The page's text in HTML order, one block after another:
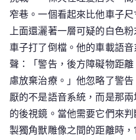
窄巷。一個看起來比他車子
上面還灑著一層可疑的白色
車子打了倒檔。他的車載語
聲：「警告，後方障礙物距
慮放棄治療。」他忽略了警
厭的不是語音系統，而是那
的後視鏡。當他需要它們來
製獨角獸雕像之間的距離時